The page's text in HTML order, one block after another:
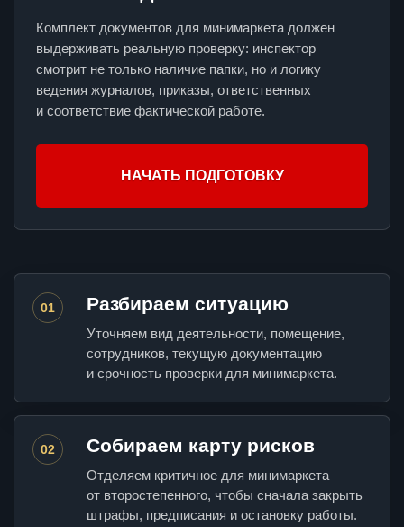
Комплект документов для минимаркета должен
выдерживать реальную проверку: инспектор
смотрит не только наличие папки, но и логику
ведения журналов, приказы, ответственных
и соответствие фактической работе.
НАЧАТЬ ПОДГОТОВКУ
01 Разбираем ситуацию
Уточняем вид деятельности, помещение,
сотрудников, текущую документацию
и срочность проверки для минимаркета.
02 Собираем карту рисков
Отделяем критичное для минимаркета
от второстепенного, чтобы сначала закрыть
штрафы, предписания и остановку работы.